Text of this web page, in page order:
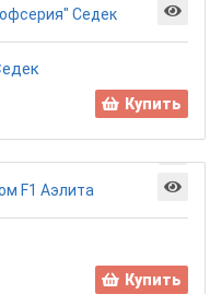
Купить
Купить